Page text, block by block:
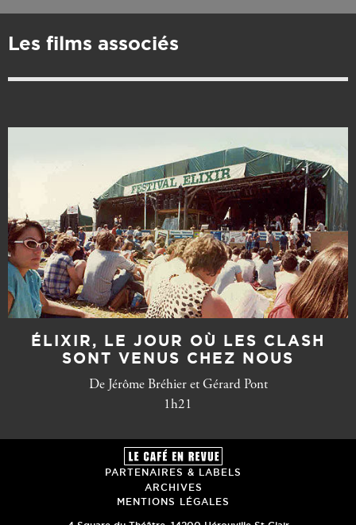
Les films associés
ÉLIXIR, LE JOUR OÙ LES CLASH
SONT VENUS CHEZ NOUS
De Jérôme Bréhier et Gérard Pont
1h21
PARTENAIRES & LABELS
ARCHIVES
MENTIONS LÉGALES